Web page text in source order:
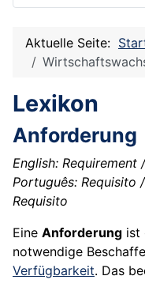
Aktuelle Seite:
Lexikon
Anforderung
English: Requirement
Português: Requisito
Requisito
Eine Anforderung ist
notwendige
Verfügbarkeit. Das